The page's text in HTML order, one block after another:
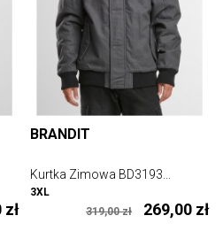
zł
BRANDIT
Kurtka Zimowa BD3193...
269,00 zł
319,00 zł
3XL